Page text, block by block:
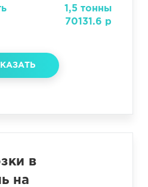
1,5 тонны
70131.6 р
в
на